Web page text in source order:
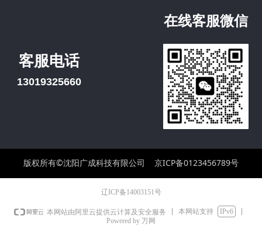
客服电话
13019325660
在线客服微信
版权所有©沈阳广成科技有限公司 京ICP备0123456789号
辽ICP备14003151号
本网站由阿里云提供云计算及安全服务 本网站支持
IPv6
Powered by 万网